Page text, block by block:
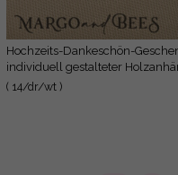
Hochzeits-Dankeschön-Geschenke, Herz oder
individuell gestalteter
( 14/dr/wt )